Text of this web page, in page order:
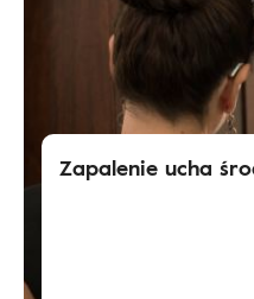
Zapalenie ucha